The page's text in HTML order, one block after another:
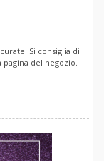
Si consiglia di
del negozio.